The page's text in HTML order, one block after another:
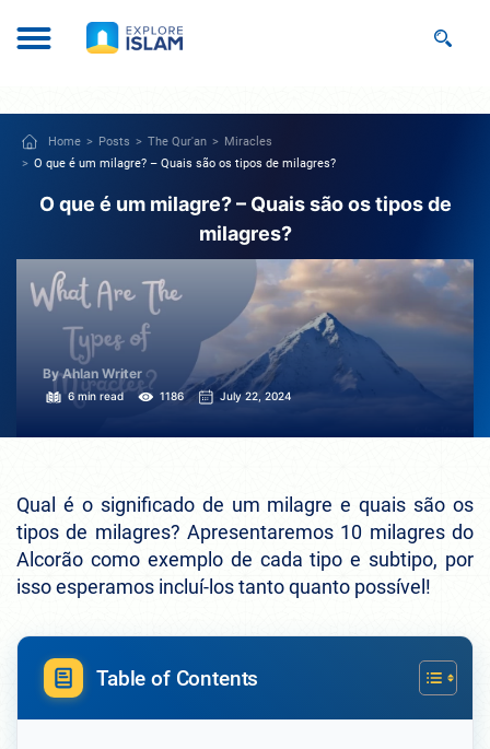
Home Posts The Qur'an
Miracles
O que é um milagre? – Quais são os tipos de milagres?
O que é um milagre? – Quais são os tipos de
milagres?
By Ahlan Writer
6 min read 1186 July 22, 2024
Qual é o significado de um milagre e quais são os
tipos de milagres? Apresentaremos 10 milagres do
Alcorão como exemplo de cada tipo e subtipo, por
isso esperamos incluí-los tanto quanto possível!
Table of Contents